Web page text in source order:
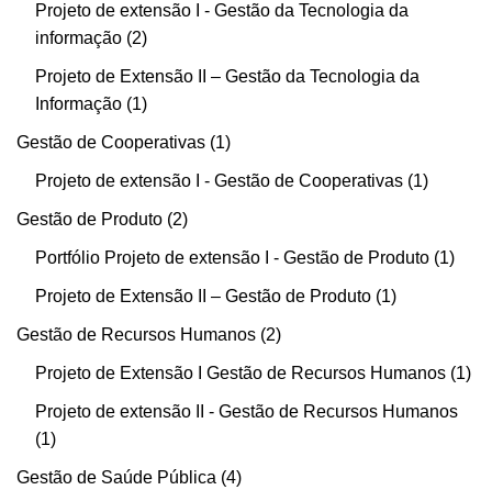
Projeto de extensão I - Gestão da Tecnologia da
informação 2
Projeto de Extensão II – Gestão da Tecnologia da
Informação 1
Gestão de Cooperativas 1
Projeto de extensão I - Gestão de Cooperativas 1
Gestão de Produto 2
Portfólio Projeto de extensão I - Gestão de Produto 1
Projeto de Extensão II – Gestão de Produto 1
Gestão de Recursos Humanos 2
Projeto de Extensão I Gestão de Recursos Humanos 1
Projeto de extensão II - Gestão de Recursos Humanos
1
Gestão de Saúde Pública 4